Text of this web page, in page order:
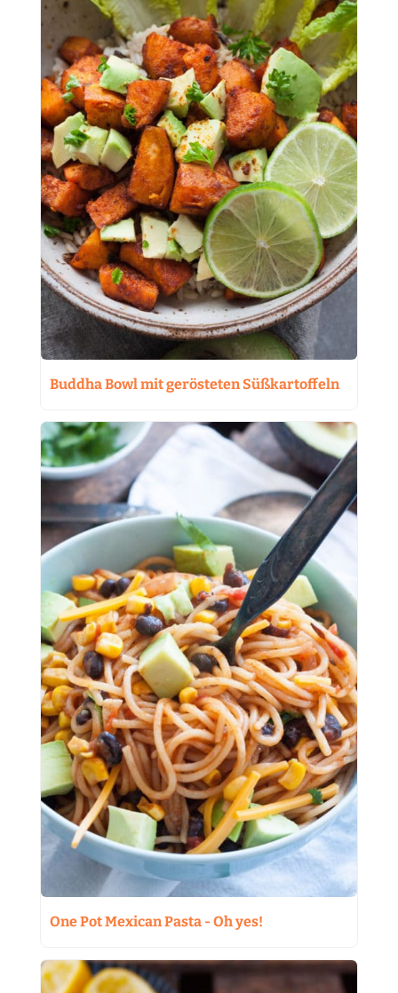
Buddha Bowl mit gerösteten Süßkartoffeln
One Pot Mexican Pasta - Oh yes!